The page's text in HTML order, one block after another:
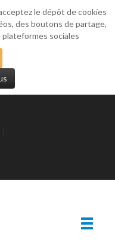
le dépôt de cookies
des boutons de partage,
sociales